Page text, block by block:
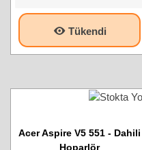
Tükendi
Acer Aspire V5 551 - Dahili
Hoparlör